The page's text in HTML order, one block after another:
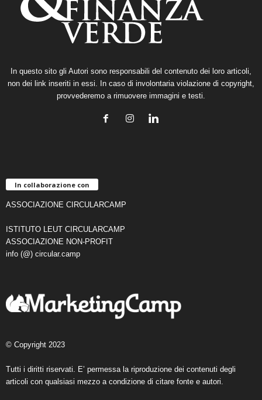
In questo sito gli Autori sono responsabili del contenuto dei loro articoli,
non dei link inseriti in essi. In caso di involontaria violazione di copyright,
provvederemo a rimuovere immagini e testi.
In collaborazione con
ASSOCIAZIONE CIRCULARCAMP
ISTITUTO LEUT CIRCULARCAMP
ASSOCIAZIONE NON-PROFIT
info (@) circular.camp
© Copyright 2023
Tutti i diritti riservati. E’ permessa la riproduzione dei contenuti degli
articoli con qualsiasi mezzo a condizione di citare fonte e autori.